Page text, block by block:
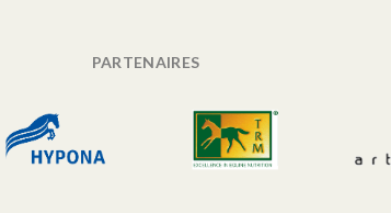
PARTENAIRES